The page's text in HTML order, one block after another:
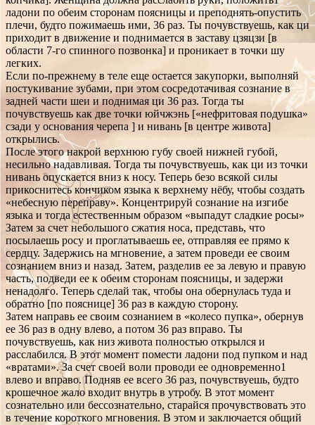
ладони по обеим сторонам поясницы и преподнять-опустить
плечи, будто пожимаешь ими, 36 раз. Ты почувствуешь, как ци
приходит в движение и поднимается в заставу цзяцзи [в
области 7-го спинного позвонка] и проникает в точки шу
легких.
Если по-прежнему в теле еще остается закупорки, выполняй
постукивание зубами, при этом сосредотачивая сознание в
задней части шеи и поднимая ци 36 раз. Тогда ты
почувствуешь как две точки юйчжэнь [«нефритовая подушка»
сзади у основания черепа ] и нивань [в центре живота]
открылись.
После этого накрой верхнюю губу своей нижней губой,
несильно надавливая. Тогда ты почувствуешь, как ци из точки
нивань опускается вниз к носу. Теперь безо всякой силы
прикоснитесь кончиком языка к верхнему нёбу, чтобы создать
«небесную переправу». Концентрируй сознание на изгибе
языка и тогда естественным образом «выпадут сладкие росы»
Затем за счет небольшого сжатия носа, представь, что
посылаешь росу и проглатываешь ее, отправляя ее прямо к
сердцу. Задержись на мгновение, а затем проведи ее своим
сознанием вниз и назад. Затем, разделив ее за левую и правую
часть, подведи ее к обеим сторонам поясницы, и задержи
ненадолго. Теперь сделай так, чтобы она обернулась туда и
обратно [по пояснице] 36 раз в каждую сторону.
Затем направь ее своим сознанием в «колесо пупка», обернув
ее 36 раз в одну влево, а потом 36 раз вправо. Ты
почувствуешь, как низ живота полностью открылся и
расслабился. В этот момент помести ладони под пупком и над
«вратами». За счет своей воли проводи ее одновременно1
влево и вправо. Подняв ее всего 36 раз, почувствуешь, будто
крошечное жало входит внутрь в утробу. В этот момент
сознательно или бессознательно, старайся прочувствовать это
в течение короткого мгновения. В этом и заключается общий